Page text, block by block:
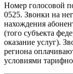
Номер голосовой
0525. Звонки на
нахождения
(того субъекта
оказание услуг).
региона
условиями